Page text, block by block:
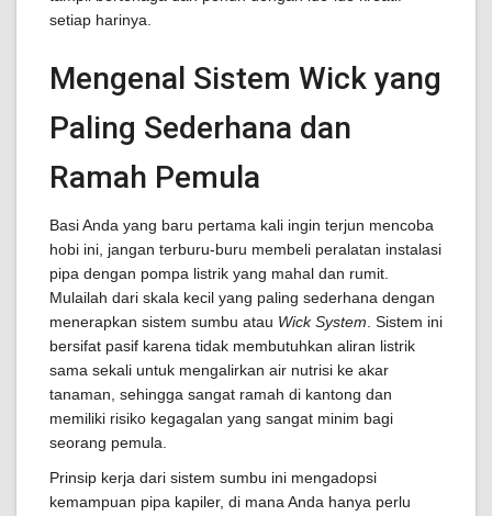
setiap harinya.
Mengenal Sistem Wick yang
Paling Sederhana dan
Ramah Pemula
Basi Anda yang baru pertama kali ingin terjun mencoba
hobi ini, jangan terburu-buru membeli peralatan instalasi
pipa dengan pompa listrik yang mahal dan rumit.
Mulailah dari skala kecil yang paling sederhana dengan
menerapkan sistem sumbu atau Wick System . Sistem ini
bersifat pasif karena tidak membutuhkan aliran listrik
sama sekali untuk mengalirkan air nutrisi ke akar
tanaman, sehingga sangat ramah di kantong dan
memiliki risiko kegagalan yang sangat minim bagi
seorang pemula.
Prinsip kerja dari sistem sumbu ini mengadopsi
kemampuan pipa kapiler, di mana Anda hanya perlu